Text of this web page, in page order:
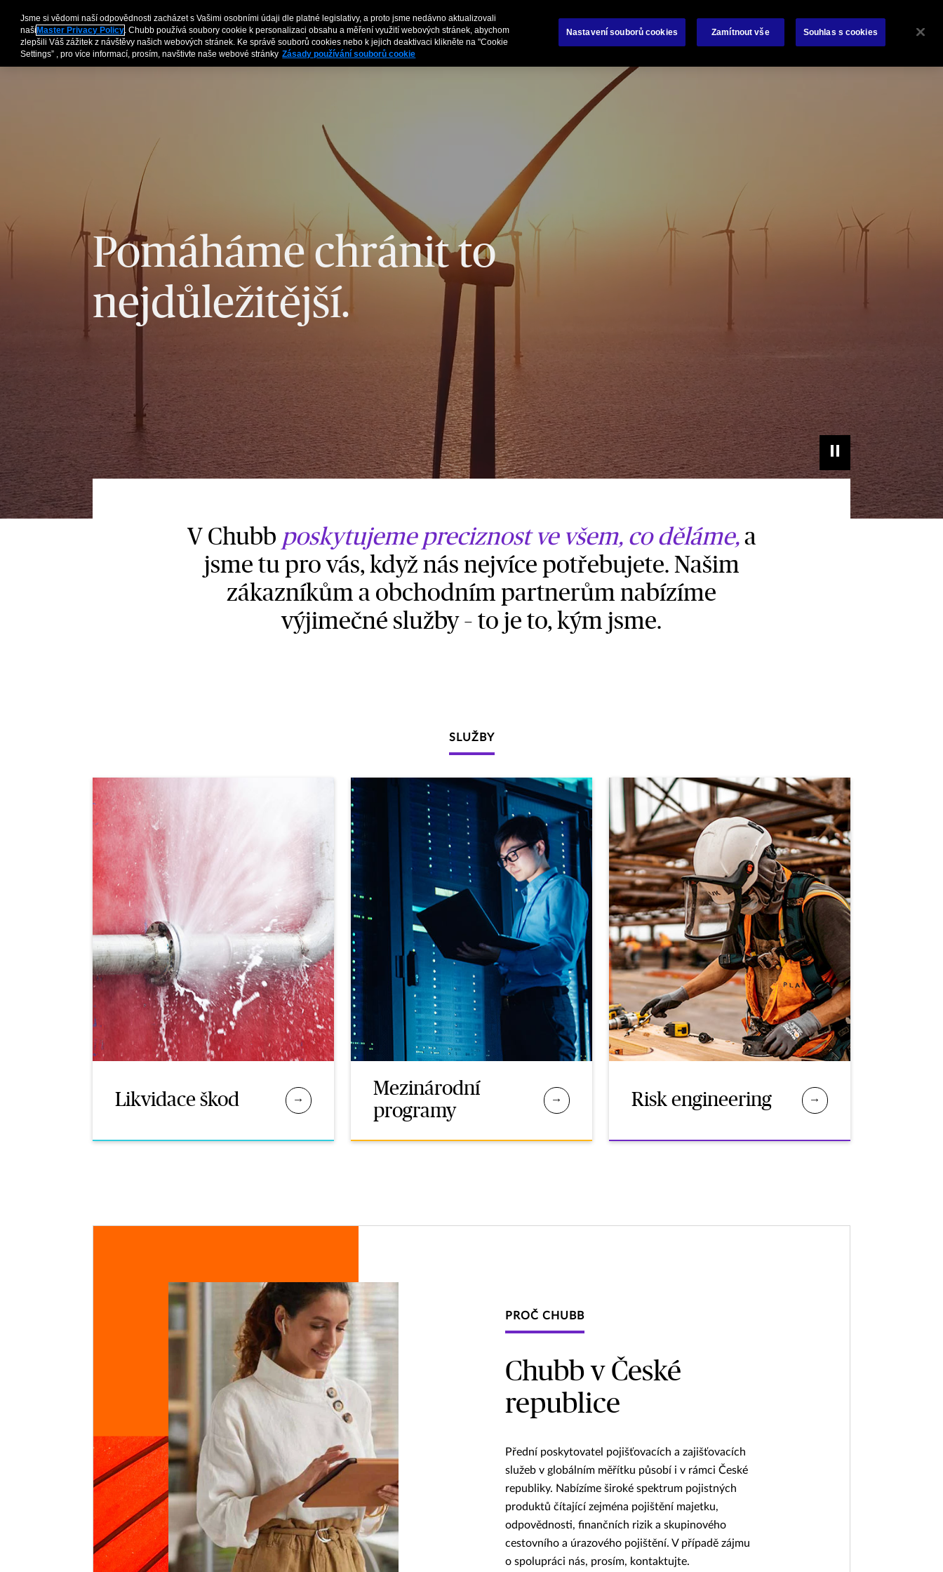
Pojištění pro firmySlužby O nás
Pomáháme chránit to
nejdůležitější.
V Chubb poskytujeme preciznost ve všem, co děláme, a
jsme tu pro vás, když nás nejvíce potřebujete. Našim
zákazníkům a obchodním partnerům nabízíme
výjimečné služby – to je to, kým jsme.
SLUŽBY
Likvidace škod
Mezinárodní
programy
Risk engineering
PROČ CHUBB
Chubb v České
republice
Přední poskytovatel pojišťovacích a zajišťovacích
služeb v globálním měřítku působí i v rámci České
republiky. Nabízíme široké spektrum pojistných
produktů čítající zejména pojištění majetku,
odpovědnosti, finančních rizik a skupinového
cestovního a úrazového pojištění. V případě zájmu
o spolupráci nás, prosím, kontaktujte.
Jsme si vědomi naší odpovědnosti zacházet s Vašimi osobními údaji dle platné legislativy, a proto jsme nedávno aktualizovali
naši Master Privacy Policy. Chubb používá soubory cookie k personalizaci obsahu a měření využití webových stránek, abychom
zlepšili Váš zážitek z návštěvy našich webových stránek. Ke správě souborů cookies nebo k jejich deaktivaci klikněte na "Cookie
Settings” , pro více informací, prosím, navštivte naše webové stránky Zásady používání souborů cookie
Nastavení souborů cookies Zamítnout vše Souhlas s cookies